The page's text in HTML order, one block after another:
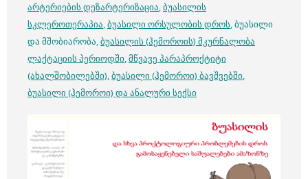
არტერიების დეზარტერიზაცია ბუასილის
სკლეროთერაპია ბუასილი ორსულობის დროს , ბუასილი
და მშობიარობა, ბუასილის (ჰემოროის) მკურნალობა
ლაქტაციის პერიოდში მწვავე პარაპროქტიტი
(ახალშობილებში) ბუასილი (ჰემოროი) ბავშვებში
ბუასილი (ჰემოროი) და ანალური სექსი